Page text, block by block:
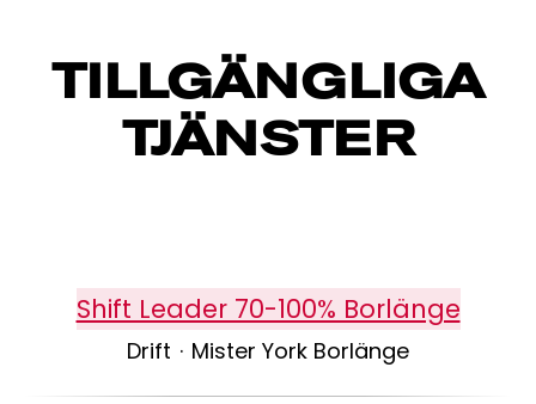
TILLGÄNGLIGA
TJÄNSTER
Shift Leader 70-100% Borlänge
Drift · Mister York Borlänge